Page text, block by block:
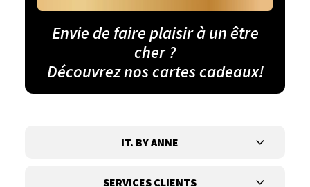
Envie de faire plaisir à un être
cher ?
Découvrez nos cartes cadeaux!
IT. BY ANNE
SERVICES CLIENTS